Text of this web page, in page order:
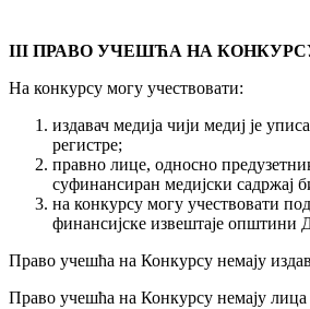
III ПРАВО УЧЕШЋА НА
На конкурсу могу учествовати:
издавач медија чији медиј је
регистре;
правно лице, односно
суфинансиран медијски садржај
на конкурсу могу учествовати
финансијске извештаје општини
Право учешћа на Конкурсу немају
Право учешћа на Конкурсу немају